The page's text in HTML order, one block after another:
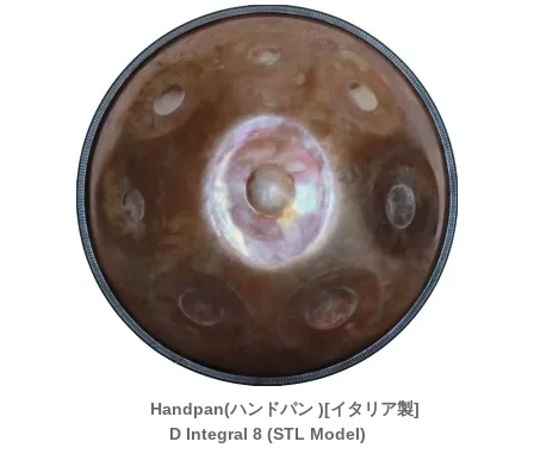
Handpan(ハンドパン )[イタリア製]
D Integral 8 (STL Model)